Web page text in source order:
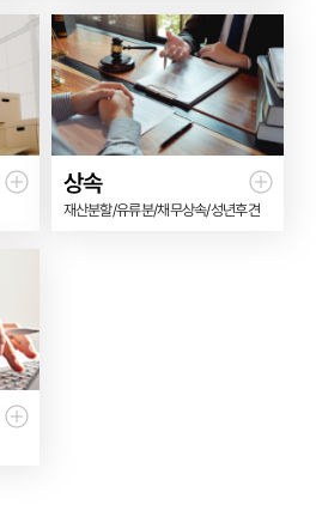
상속
재산분할/유류분/채무상속/성년후견